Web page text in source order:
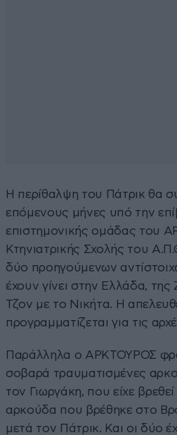
Η περίθαλψη του Πάτρικ θα
επόμενους μήνες υπό την
επιστημονικής ομάδας του
Κτηνιατρικής Σχολής του
δύο προηγούμενων
έχουν γίνει στην Ελλάδα,
Τζον με το Νικήτα. Η
προγραμματίζεται για τις
Παράλληλα ο ΑΡΚΤΟΥΡΟΣ
σοβαρά τραυματισμένες
τον Γιωργάκη, που είχε
αρκούδα που βρέθηκε στο
μετά τον Πάτρικ. Και οι δύο